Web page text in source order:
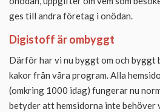
ges till andra företag i onödan.
Digistoff är ombyggt
Därför har vi nu byggt om och byggt
kakor från våra program. Alla
(omkring 1000 idag) fungerar nu
betyder att hemsidorna inte behöver